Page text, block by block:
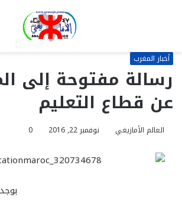
أخبار المغرب
رسالة مفتوحة إلى
عن قطاع التعليم
العالم الأمازيغي نوفمبر 22, 2016 0